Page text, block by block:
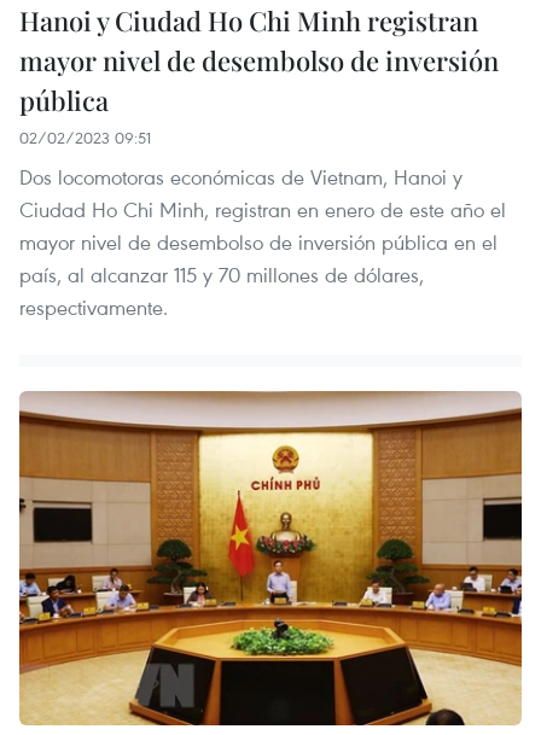
Hanoi y Ciudad Ho Chi Minh registran
mayor nivel de desembolso de inversión
pública
02/02/2023 09:51
Dos locomotoras económicas de Vietnam, Hanoi y
Ciudad Ho Chi Minh, registran en enero de este año el
mayor nivel de desembolso de inversión pública en el
país, al alcanzar 115 y 70 millones de dólares,
respectivamente.